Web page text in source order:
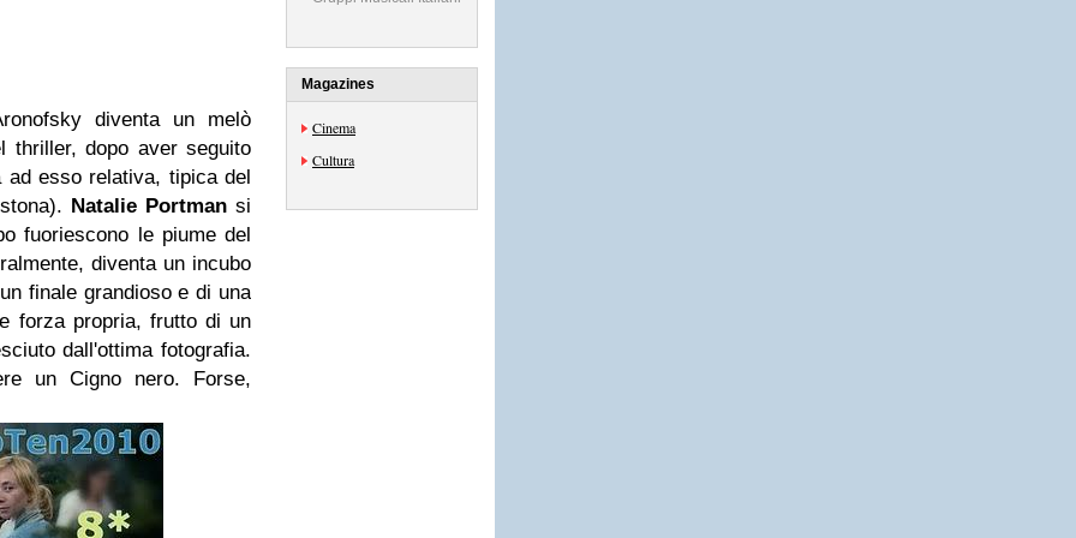
diventa un melò
thriller, dopo aver seguito
esso relativa, tipica del
Natalie Portman si
fuoriescono le piume del
diventa un incubo
finale grandioso e di una
forza propria, frutto di un
dall'ottima fotografia.
un Cigno nero. Forse,
Magazines
Cinema
Cultura